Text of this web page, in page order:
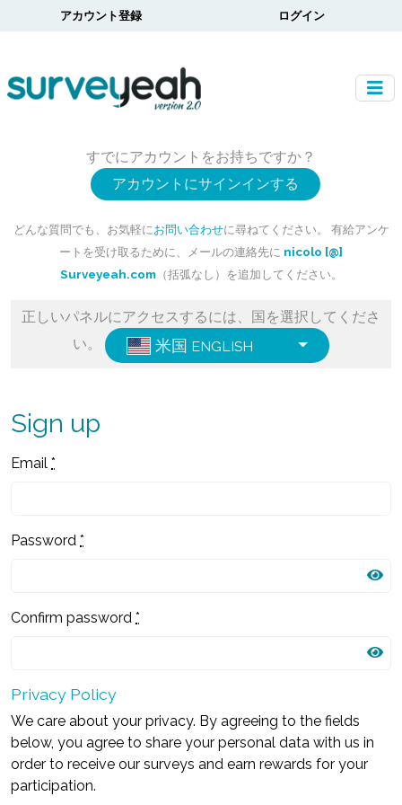
アカウント登録 ログイン
すでにアカウントをお持ちですか？
アカウントにサインインする
どんな質問でも、お気軽にお問い合わせに尋ねてください。 有給アンケ
ートを受け取るために、メールの連絡先に nicolo [@]
Surveyeah.com（括弧なし）を追加してください。
正しいパネルにアクセスするには、国を選択してくださ
い。
米国 ENGLISH
Sign up
Email *
Password *
Confirm password *
Privacy Policy
We care about your privacy. By agreeing to the fields
below, you agree to share your personal data with us in
order to receive our surveys and earn rewards for your
participation.